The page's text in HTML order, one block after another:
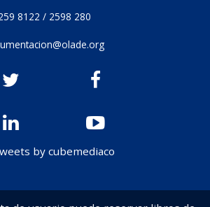
8122 / 2598 280
by cubemediaco